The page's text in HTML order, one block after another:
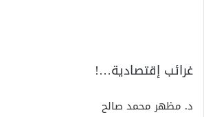
غرائب إقتصادية…!
د. مظهر محمد صالح